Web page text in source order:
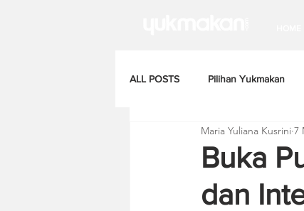
ALL POSTS Pilihan Yukmakan
Buka
dan
Maria Yuliana Kusrini 7